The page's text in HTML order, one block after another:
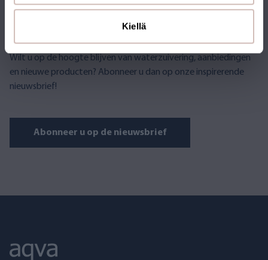
Kiellä
Wilt u op de hoogte blijven van waterzuivering, aanbiedingen
en nieuwe producten? Abonneer u dan op onze inspirerende
nieuwsbrief!
Abonneer u op de nieuwsbrief